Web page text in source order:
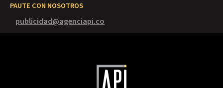
PAUTE CON NOSOTROS
publicidad@agenciapi.co